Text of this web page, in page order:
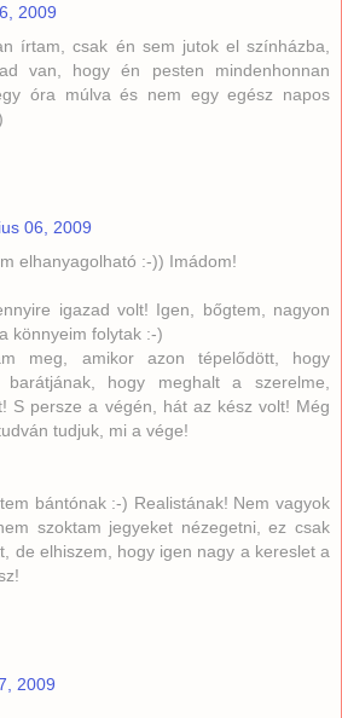
2009
írtam, csak én sem jutok el színházba,
van, hogy én pesten mindenhonnan
óra múlva és nem egy egész napos
06, 2009
elhanyagolható :-)) Imádom!
igazad volt! Igen, bőgtem, nagyon
könnyeim folytak :-)
meg, amikor azon tépelődött, hogy
hogy meghalt a szerelme,
S persze a végén, hát az kész volt! Még
tudjuk, mi a vége!
bántónak :-) Realistának! Nem vagyok
szoktam jegyeket nézegetni, ez csak
de elhiszem, hogy igen nagy a kereslet a
2009